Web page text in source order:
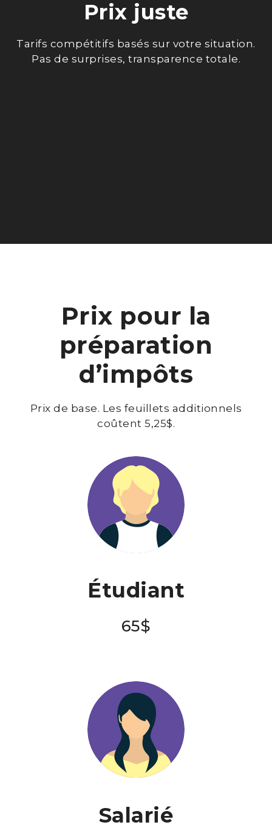
Prix juste
Tarifs compétitifs basés sur votre situation.
Pas de surprises, transparence totale.
Prix pour la
préparation
d’impôts
Prix de base. Les feuillets additionnels
coûtent 5,25$.
Étudiant
65$
Salarié